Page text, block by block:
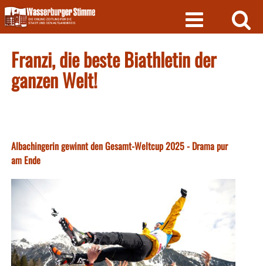
Skip
to
content
Franzi, die beste Biathletin der
ganzen Welt!
Albachingerin gewinnt den Gesamt-Weltcup 2025 - Drama pur
am Ende